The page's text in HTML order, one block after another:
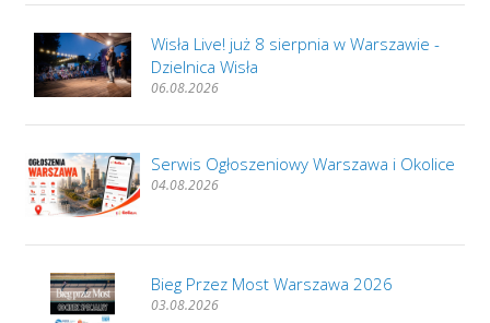
Wisła Live! już 8 sierpnia w Warszawie -
Dzielnica Wisła
06.08.2026
Serwis Ogłoszeniowy Warszawa i Okolice
04.08.2026
Bieg Przez Most Warszawa 2026
03.08.2026